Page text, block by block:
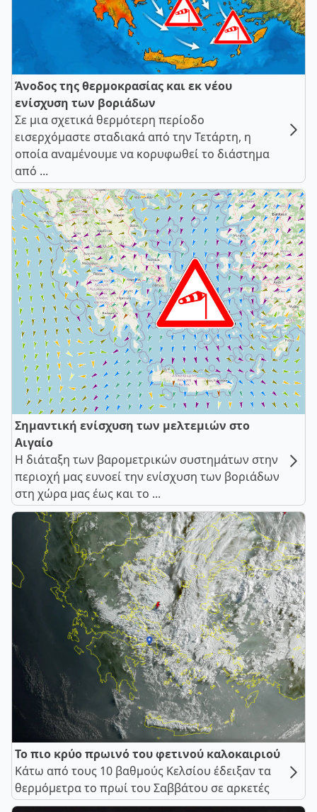
Άνοδος της θερμοκρασίας και εκ νέου
ενίσχυση των βοριάδων
Σε μια σχετικά θερμότερη περίοδο
εισερχόμαστε σταδιακά από την Τετάρτη, η
οποία αναμένουμε να κορυφωθεί το διάστημα
από ...
Σημαντική ενίσχυση των μελτεμιών στο
Αιγαίο
Η διάταξη των βαρομετρικών συστημάτων στην
περιοχή μας ευνοεί την ενίσχυση των βοριάδων
στη χώρα μας έως και το ...
Το πιο κρύο πρωινό του φετινού καλοκαιριού
Κάτω από τους 10 βαθμούς Κελσίου έδειξαν τα
θερμόμετρα το πρωί του Σαββάτου σε αρκετές